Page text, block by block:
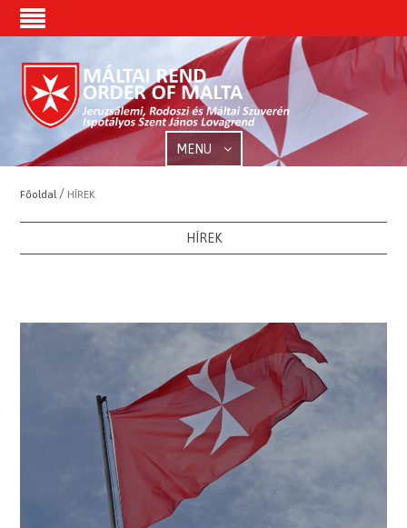
MENU
Főoldal / HÍREK
HÍREK